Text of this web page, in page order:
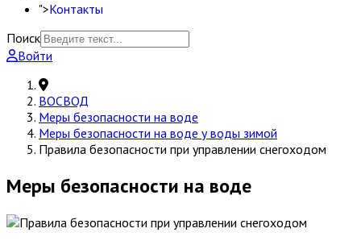
">Контакты
Поиск
Войти
ВОСВОД
Меры безопасности на воде
Меры безопасности на воде у воды зимой
Правила безопасности при управлении снегоходом
Меры безопасности на воде